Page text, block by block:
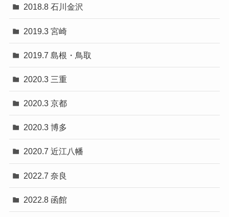
2018.8 石川金沢
2019.3 宮崎
2019.7 島根・鳥取
2020.3 三重
2020.3 京都
2020.3 博多
2020.7 近江八幡
2022.7 奈良
2022.8 函館